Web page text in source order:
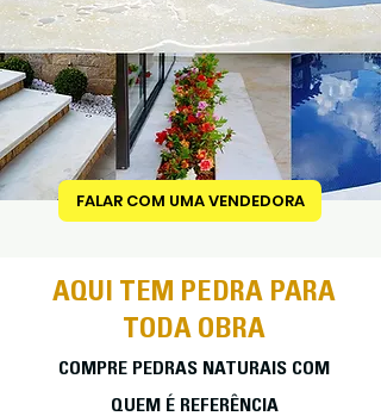
FALAR COM UMA VENDEDORA
AQUI TEM PEDRA PARA
TODA OBRA
COMPRE PEDRAS NATURAIS COM
QUEM É REFERÊNCIA